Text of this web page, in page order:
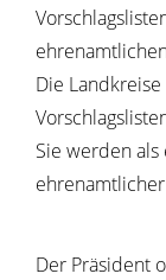
Die
Sie werden
Der Präsident